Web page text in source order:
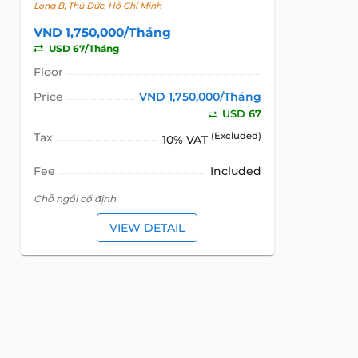
Long B, Thủ Đức, Hồ Chí Minh
VND 1,750,000/Tháng
USD 67/Tháng
Floor
Price
VND 1,750,000/Tháng
USD 67
Tax 10% VAT (Excluded)
Fee Included
Chỗ ngồi cố định
VIEW DETAIL